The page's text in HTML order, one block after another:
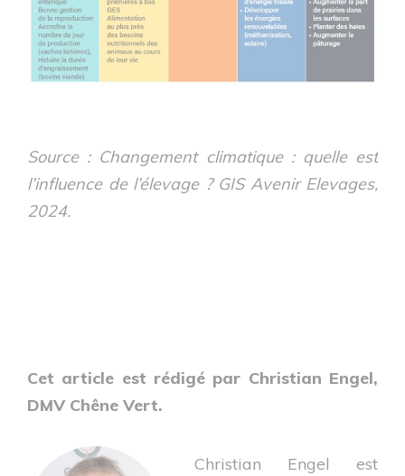
Source : Changement climatique : quelle est
l’influence de l’élevage ? GIS Avenir Elevages,
2024.
Cet article est rédigé par Christian Engel,
DMV Chêne Vert.
Christian Engel est